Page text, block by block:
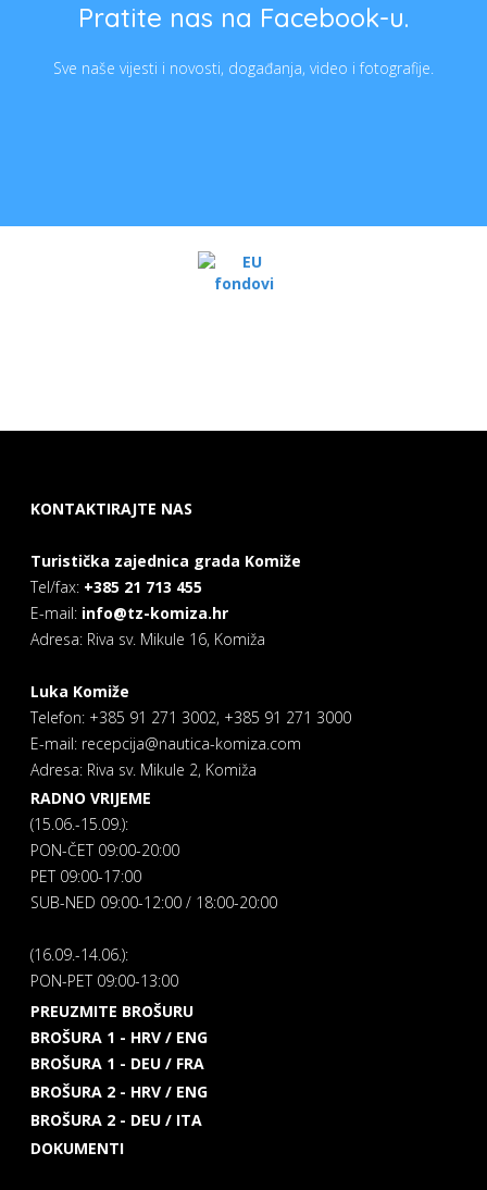
Pratite nas na Facebook-u.
Sve naše vijesti i novosti, događanja, video i fotografije.
KONTAKTIRAJTE NAS
Turistička zajednica grada Komiže
Tel/fax: +385 21 713 455
E-mail: info@tz-komiza.hr
Adresa: Riva sv. Mikule 16, Komiža
Luka Komiže
Telefon: +385 91 271 3002, +385 91 271 3000
E-mail: recepcija@nautica-komiza.com
Adresa: Riva sv. Mikule 2, Komiža
RADNO VRIJEME
(15.06.-15.09.):
PON-ČET 09:00-20:00
PET 09:00-17:00
SUB-NED 09:00-12:00 / 18:00-20:00
(16.09.-14.06.):
PON-PET 09:00-13:00
PREUZMITE BROŠURU
BROŠURA 1 - HRV / ENG
BROŠURA 1 - DEU / FRA
BROŠURA 2 - HRV / ENG
BROŠURA 2 - DEU / ITA
DOKUMENTI